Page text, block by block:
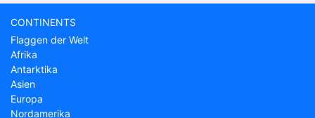
CONTINENTS
Flaggen der Welt
Afrika
Antarktika
Asien
Europa
Nordamerika